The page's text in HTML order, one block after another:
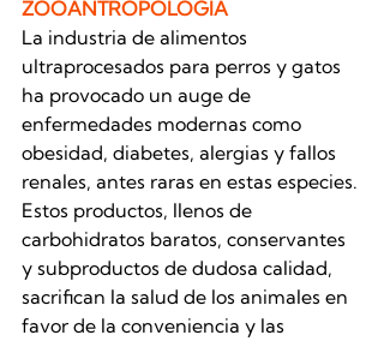
ZOOANTROPOLOGÍA
La industria de alimentos
ultraprocesados para perros y gatos
ha provocado un auge de
enfermedades modernas como
obesidad, diabetes, alergias y fallos
renales, antes raras en estas especies.
Estos productos, llenos de
carbohidratos baratos, conservantes
y subproductos de dudosa calidad,
sacrifican la salud de los animales en
favor de la conveniencia y las